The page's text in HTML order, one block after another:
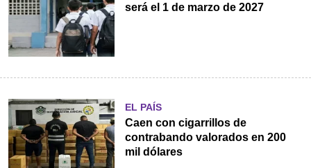
será el 1 de marzo de 2027
EL PAÍS
Caen con cigarrillos de
contrabando valorados en 200
mil dólares